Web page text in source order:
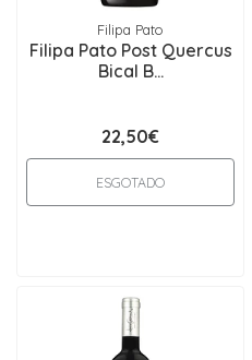
Filipa Pato
Filipa Pato Post Quercus
Bical B...
22,50€
ESGOTADO